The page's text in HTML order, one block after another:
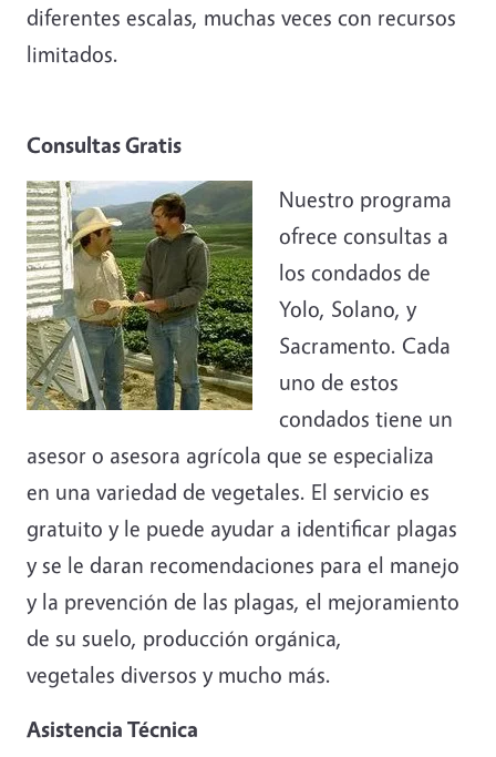
diferentes escalas, muchas veces con recursos
limitados.
Consultas Gratis
Image
Nuestro programa
ofrece consultas a
los condados de
Yolo, Solano, y
Sacramento. Cada
uno de estos
condados tiene un
asesor o asesora agrícola que se especializa
en una variedad de vegetales. El servicio es
gratuito y le puede ayudar a identificar plagas
y se le daran recomendaciones para el manejo
y la prevención de las plagas, el mejoramiento
de su suelo, producción orgánica,
vegetales diversos y mucho más.
Asistencia Técnica